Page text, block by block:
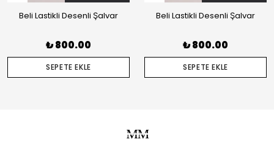
Beli Lastikli Desenli Şalvar
₺ 800.00
SEPETE EKLE
Beli Lastikli Desenli Şalvar
₺ 800.00
SEPETE EKLE